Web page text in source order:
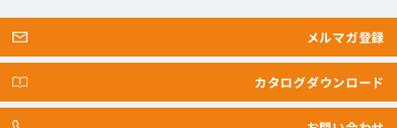
メルマガ登録
カタログダウンロード